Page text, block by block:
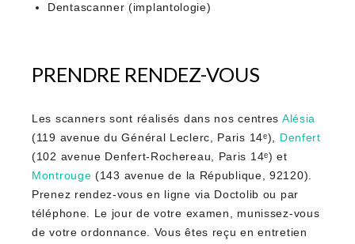
Dentascanner (implantologie)
PRENDRE RENDEZ-VOUS
Les scanners sont réalisés dans nos centres Alésia
(119 avenue du Général Leclerc, Paris 14ᵉ), Denfert
(102 avenue Denfert-Rochereau, Paris 14ᵉ) et
Montrouge (143 avenue de la République, 92120).
Prenez rendez-vous en ligne via Doctolib ou par
téléphone. Le jour de votre examen, munissez-vous
de votre ordonnance. Vous êtes reçu en entretien